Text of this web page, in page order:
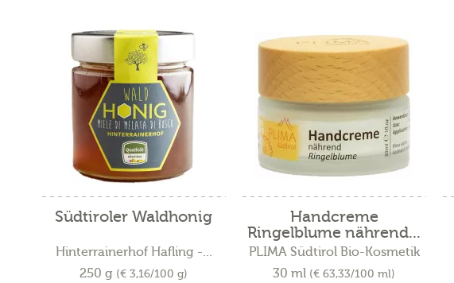
Südtiroler Waldhonig
Hinterrainerhof Hafling -...
250 g (€ 3,16/100 g)
Handcreme
Ringelblume nährend...
PLIMA Südtirol Bio-Kosmetik
30 ml (€ 63,33/100 ml)